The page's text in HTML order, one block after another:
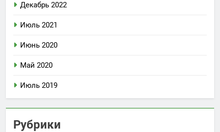
Декабрь 2022
Июль 2021
Июнь 2020
Май 2020
Июль 2019
Рубрики